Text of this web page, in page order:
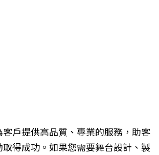
戶提供高品質、專業的服務，助客
得成功。如果您需要舞台設計、製